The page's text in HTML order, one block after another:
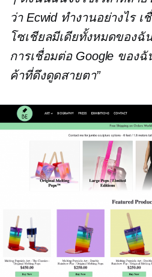
ว่า Ecwid ทำงานอย่างไร
โซเชียลมีเดียทั้งหมดของฉั
การเชื่อมต่อ Google ของ
ค้าที่ดึงดูดสายตา”